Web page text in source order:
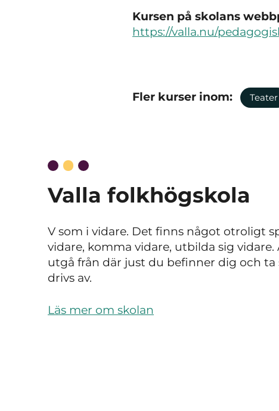
Kursen på skolans
https://valla.nu/
Fler kurser inom: Teater
Valla folkhögskola
V som i vidare. Det finns något otroligt
vidare, komma vidare, utbilda sig
utgå från där just du befinner dig och
drivs av.
Läs mer om skolan